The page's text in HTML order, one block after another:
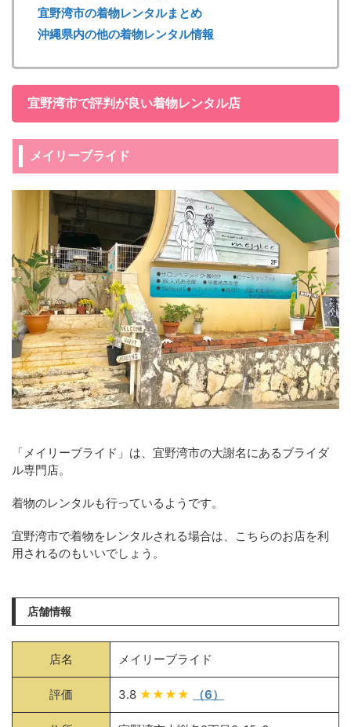
宜野湾市の着物レンタルまとめ
沖縄県内の他の着物レンタル情報
宜野湾市で評判が良い着物レンタル店
メイリーブライド
「メイリーブライド」は、宜野湾市の大謝名にあるブライダ
ル専門店。
着物のレンタルも行っているようです。
宜野湾市で着物をレンタルされる場合は、こちらのお店を利
用されるのもいいでしょう。
店舗情報
店名 メイリーブライド
評価 3.8 ★★★★ （6）